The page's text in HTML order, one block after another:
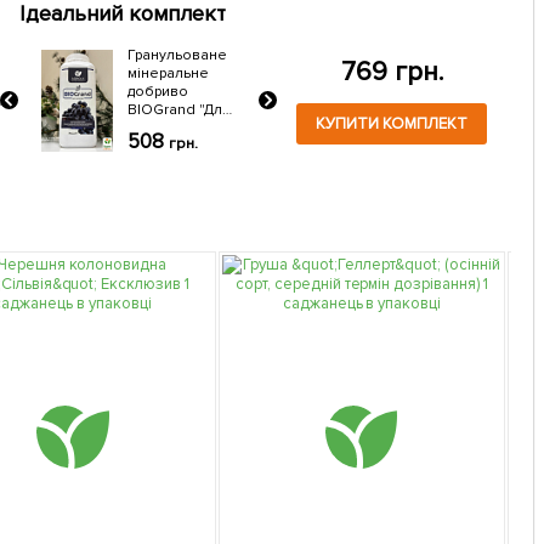
Ідеальний комплект
Гранульоване
мінеральне
добриво
BIOGrand "Для
винограду"
(БІОГранд) ТМ
508 грн.
769 грн.
КУПИТИ КОМПЛЕКТ